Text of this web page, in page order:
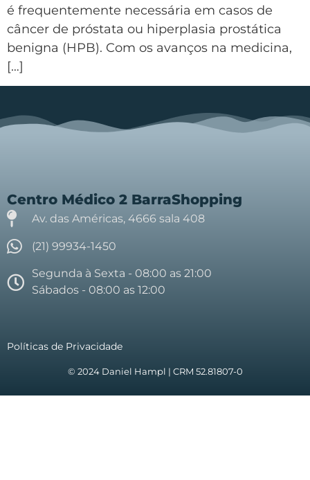
é frequentemente necessária em casos de
câncer de próstata ou hiperplasia prostática
benigna (HPB). Com os avanços na medicina,
[…]
Centro Médico 2 BarraShopping
Av. das Américas, 4666 sala 408
(21) 99934-1450
Segunda à Sexta - 08:00 as 21:00
Sábados - 08:00 as 12:00
Políticas de Privacidade
© 2024 Daniel Hampl | CRM 52.81807-0